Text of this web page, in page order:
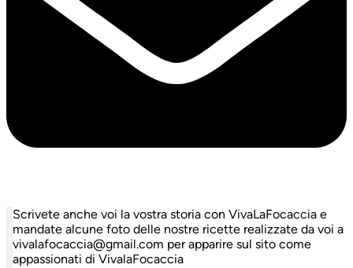
Scrivete anche voi la vostra storia con VivaLaFocaccia e
mandate alcune foto delle nostre ricette realizzate da voi a
vivalafocaccia@gmail.com per apparire sul sito come
appassionati di VivalaFocaccia